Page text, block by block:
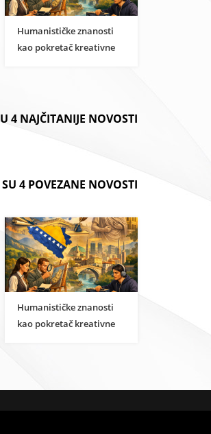
Humanističke znanosti
kao pokretač kreativne
4 NAJČITANIJE NOVOSTI
4 POVEZANE NOVOSTI
Humanističke znanosti
kao pokretač kreativne